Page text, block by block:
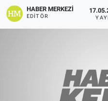
HABER MERKEZI
EDITÖR